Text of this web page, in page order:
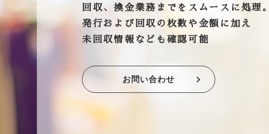
回収、換金業務までをスムースに処理。
発行および回収の枚数や金額に加え
未回収情報なども確認可能
お問い合わせ